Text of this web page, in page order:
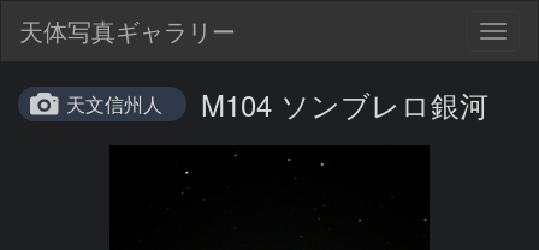
天体写真ギャラリー
天文信州人 M104 ソンブレロ銀河